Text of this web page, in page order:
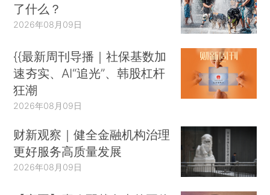
了什么？
2026年08月09日
{{最新周刊导播｜社保基数加
速夯实、AI“追光”、韩股杠杆
狂潮
2026年08月09日
财新观察｜健全金融机构治理
更好服务高质量发展
2026年08月09日